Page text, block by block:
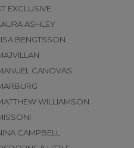
EXCLUSIVE
ASHLEY
BENGTSSON
CANOVAS
WILLIAMSON
CAMPBELL